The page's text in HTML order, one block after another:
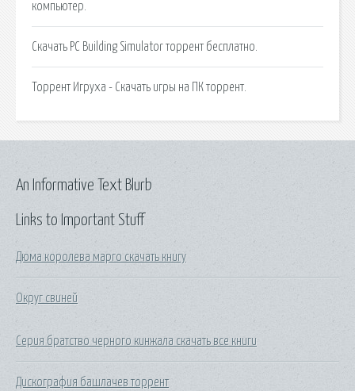
компьютер.
Скачать PC Building Simulator торрент бесплатно.
Торрент Игруха - Скачать игры на ПК торрент.
Links to Important Stuff
Дюма королева марго скачать книгу
Округ свиней
Серия братство черного кинжала скачать все книги
Дискография башлачев торрент
An Informative Text Blurb